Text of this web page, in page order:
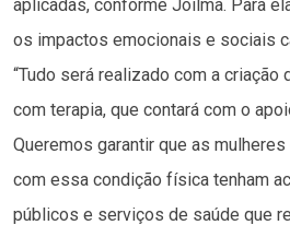
aplicadas, conforme Joilma. Para
os impactos emocionais e sociais
“Tudo será realizado com a criação
com terapia, que contará com o
Queremos garantir que as
com essa condição física tenham
públicos e serviços de saúde que